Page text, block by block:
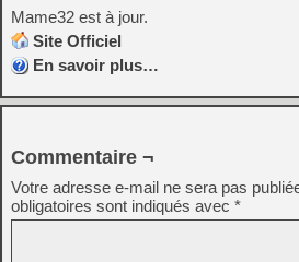
Mame32 est à jour.
Site Officiel
En savoir plus…
Commentaire ¬
Votre adresse e-mail ne sera pas
obligatoires sont indiqués avec *